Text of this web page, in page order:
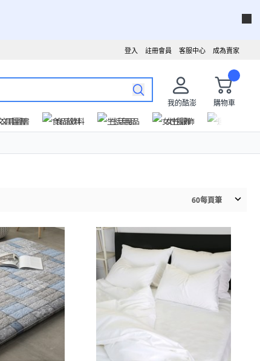
成為賣家
客服中心
註冊會員
登入
我的酷澎
購物車
文具圖書 食品飲料 生活用品 女性服飾
60每頁筆